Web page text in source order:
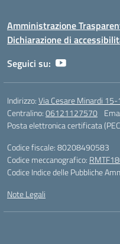
Amministrazione
Dichiarazione di
Seguici su:
Indirizzo:Via Cesare Minardi
Centralino:06121127570
Posta elettronica certificata
Codice fiscale: 80208490583
Codice meccanografico:
Codice Indice delle Pubbliche
Note Legali